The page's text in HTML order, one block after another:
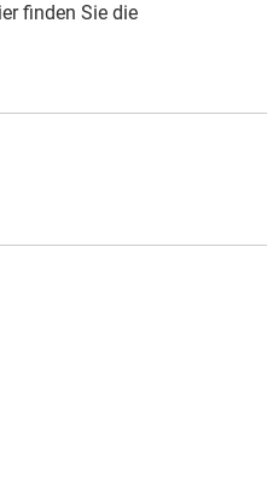
finden Sie die